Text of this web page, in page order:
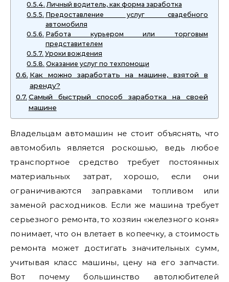
Личный водитель, как форма заработка
Предоставление услуг свадебного
автомобиля
Работа курьером или торговым
представителем
Уроки вождения
Оказание услуг по техпомощи
Как можно заработать на машине, взятой в
аренду?
Самый быстрый способ заработка на своей
машине
Владельцам автомашин не стоит объяснять, что
автомобиль является роскошью, ведь любое
транспортное средство требует постоянных
материальных затрат, хорошо, если они
ограничиваются заправками топливом или
заменой расходников. Если же машина требует
серьезного ремонта, то хозяин «железного коня»
понимает, что он влетает в копеечку, а стоимость
ремонта может достигать значительных сумм,
учитывая класс машины, цену на его запчасти.
Вот почему большинство автолюбителей